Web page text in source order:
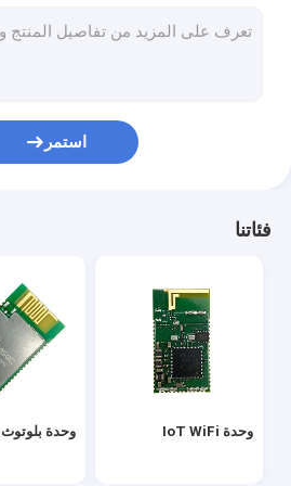
حلول إنترنت الأشياء اللاسلكية
استمر
فئاتنا
وحدة IoT WiFi وحدة بلوتوث